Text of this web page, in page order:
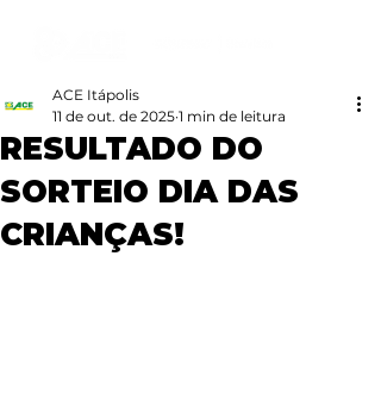
RESULTADO DO
SORTEIO DIA DAS
CRIANÇAS!
ACE Itápolis
11 de out. de 2025 1 min de leitura